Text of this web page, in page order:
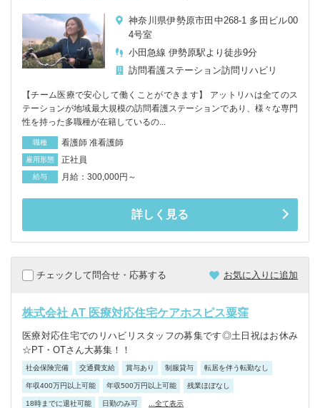
神奈川県伊勢原市田中268-1 多田ビル00
4号室
小田急線 伊勢原駅より徒歩9分
訪問看護ステーション訪問リハビリ
【チーム医療で安心して働くことができます】 アットリハは全てのス
テーションが地域最大規模の訪問看護ステーションであり、様々な専門
性を持った多職種が在籍しているの...
職種 看護師 准看護師
雇用形態 正社員
給与 月給：300,000円～
詳しく見る
チェックして問合せ・応募する お気に入りに追加
株式会社 AT 医療対応住宅ケアホスピス粟窪
医療対応住宅でのリハビリスタッフの募集です◎土日祝はお休み
☆PT・OTさん大募集！！
社会保険完備 交通費支給 賞与あり 制服貸与 転居を伴う転勤なし
年収400万円以上可能 年収500万円以上可能 残業ほぼなし
18時までに退社可能 日勤のみ可 ...全て表示